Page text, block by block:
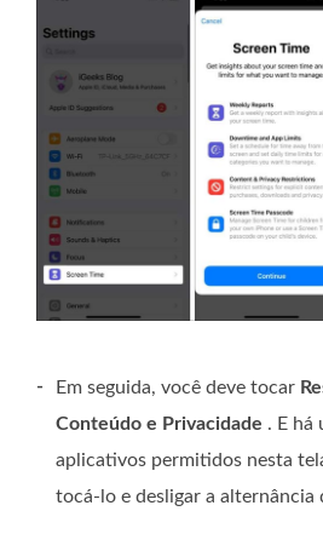
- Em seguida, você deve tocar
Conteúdo e Privacidade . E há
aplicativos permitidos nesta
tocá-lo e desligar a alternância